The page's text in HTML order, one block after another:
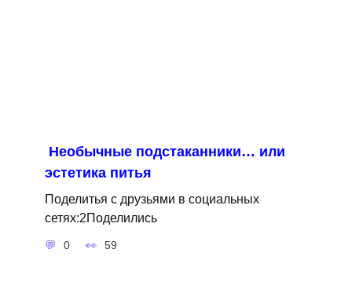
Необычные подстаканники… или
эстетика питья
Поделитья с друзьями в социальных
сетях:2Поделились
0 59